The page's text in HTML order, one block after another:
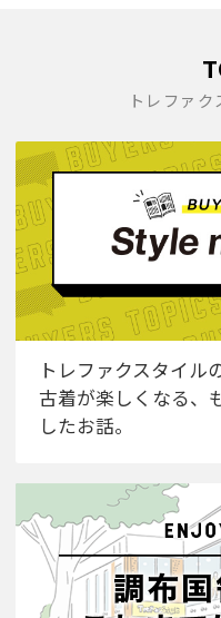
トレファ
トレファクスタイル
古着が楽しくなる、
したお話。